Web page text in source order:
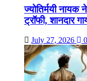
ज्योतिर्मयी
ट्रॉफी, शानदार
July 27, 2026 0